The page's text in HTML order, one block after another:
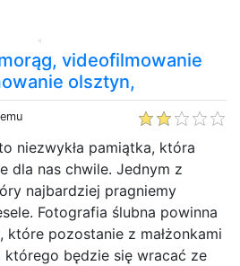
videofilmowanie
olsztyn,
niezwykła pamiątka, która
dla nas chwile. Jednym z
najbardziej pragniemy
Fotografia ślubna powinna
pozostanie z małżonkami
będzie się wracać ze